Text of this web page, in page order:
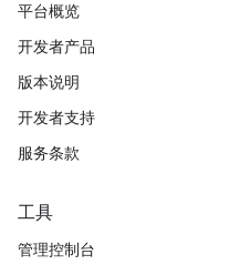
平台概览
开发者产品
版本说明
开发者支持
服务条款
工具
管理控制台